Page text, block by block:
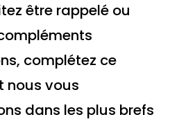
être rappelé ou
complétez ce
nous vous
dans les plus brefs